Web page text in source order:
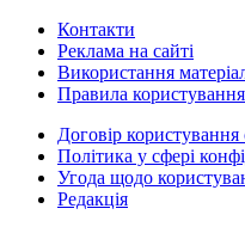
Контакти
Реклама на сайті
Використання
Правила
Договір користування
Політика у сфері
Угода щодо
Редакція